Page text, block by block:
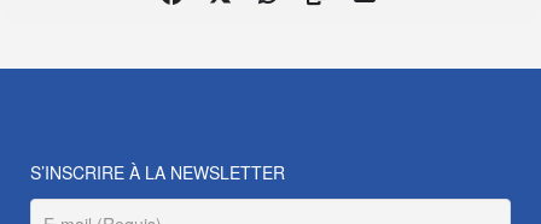
S’INSCRIRE À LA NEWSLETTER